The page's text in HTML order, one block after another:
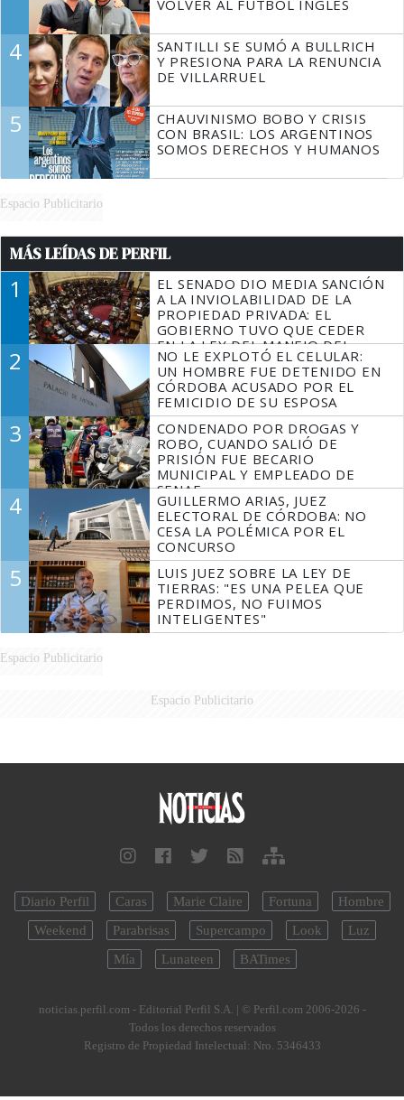
VOLVER AL FÚTBOL INGLÉS
4
SANTILLI SE SUMÓ A BULLRICH
Y PRESIONA PARA LA RENUNCIA
DE VILLARRUEL
5
CHAUVINISMO BOBO Y CRISIS
CON BRASIL: LOS ARGENTINOS
SOMOS DERECHOS Y HUMANOS
Espacio Publicitario
MÁS LEÍDAS DE PERFIL
1
EL SENADO DIO MEDIA SANCIÓN
A LA INVIOLABILIDAD DE LA
PROPIEDAD PRIVADA: EL
GOBIERNO TUVO QUE CEDER
EN LA LEY DEL MANEJO DEL
FUEGO
2
NO LE EXPLOTÓ EL CELULAR:
UN HOMBRE FUE DETENIDO EN
CÓRDOBA ACUSADO POR EL
FEMICIDIO DE SU ESPOSA
3
CONDENADO POR DROGAS Y
ROBO, CUANDO SALIÓ DE
PRISIÓN FUE BECARIO
MUNICIPAL Y EMPLEADO DE
SENAF
4
GUILLERMO ARIAS, JUEZ
ELECTORAL DE CÓRDOBA: NO
CESA LA POLÉMICA POR EL
CONCURSO
5
LUIS JUEZ SOBRE LA LEY DE
TIERRAS: "ES UNA PELEA QUE
PERDIMOS, NO FUIMOS
INTELIGENTES"
Espacio Publicitario
Espacio Publicitario
Diario Perfil Caras Marie Claire Fortuna
Hombre
Weekend
Parabrisas Supercampo Look
Luz
Mía
Lunateen BATimes
noticias.perfil.com - Editorial Perfil S.A. | © Perfil.com 2006-2026 -
Todos los derechos reservados
Registro de Propiedad Intelectual: Nro. 5346433